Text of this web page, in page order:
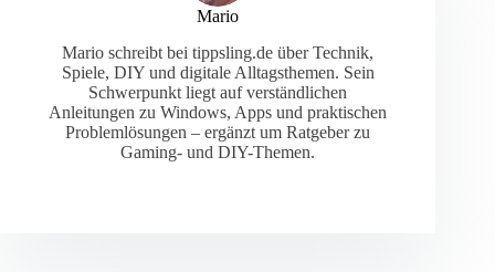
Mario
Mario schreibt bei tippsling.de über Technik,
Spiele, DIY und digitale Alltagsthemen. Sein
Schwerpunkt liegt auf verständlichen
Anleitungen zu Windows, Apps und praktischen
Problemlösungen – ergänzt um Ratgeber zu
Gaming- und DIY-Themen.